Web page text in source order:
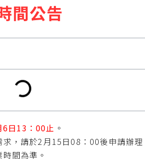
間公告
日13：00止 。
，請於2月15日08：00後申請辦理
間為準。